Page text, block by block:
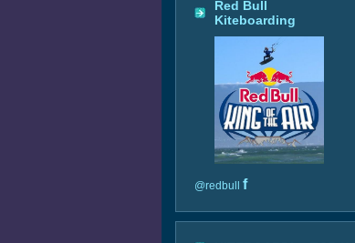
Red Bull
Kiteboarding
@redbull f